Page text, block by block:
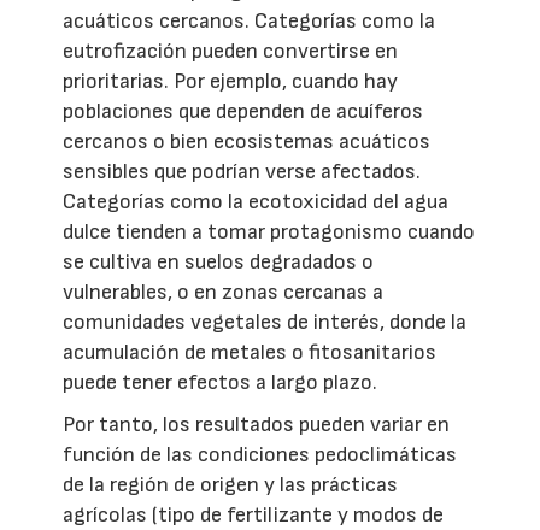
acuáticos cercanos. Categorías como la
eutrofización pueden convertirse en
prioritarias. Por ejemplo, cuando hay
poblaciones que dependen de acuíferos
cercanos o bien ecosistemas acuáticos
sensibles que podrían verse afectados.
Categorías como la ecotoxicidad del agua
dulce tienden a tomar protagonismo cuando
se cultiva en suelos degradados o
vulnerables, o en zonas cercanas a
comunidades vegetales de interés, donde la
acumulación de metales o fitosanitarios
puede tener efectos a largo plazo.
Por tanto, los resultados pueden variar en
función de las condiciones pedoclimáticas
de la región de origen y las prácticas
agrícolas (tipo de fertilizante y modos de